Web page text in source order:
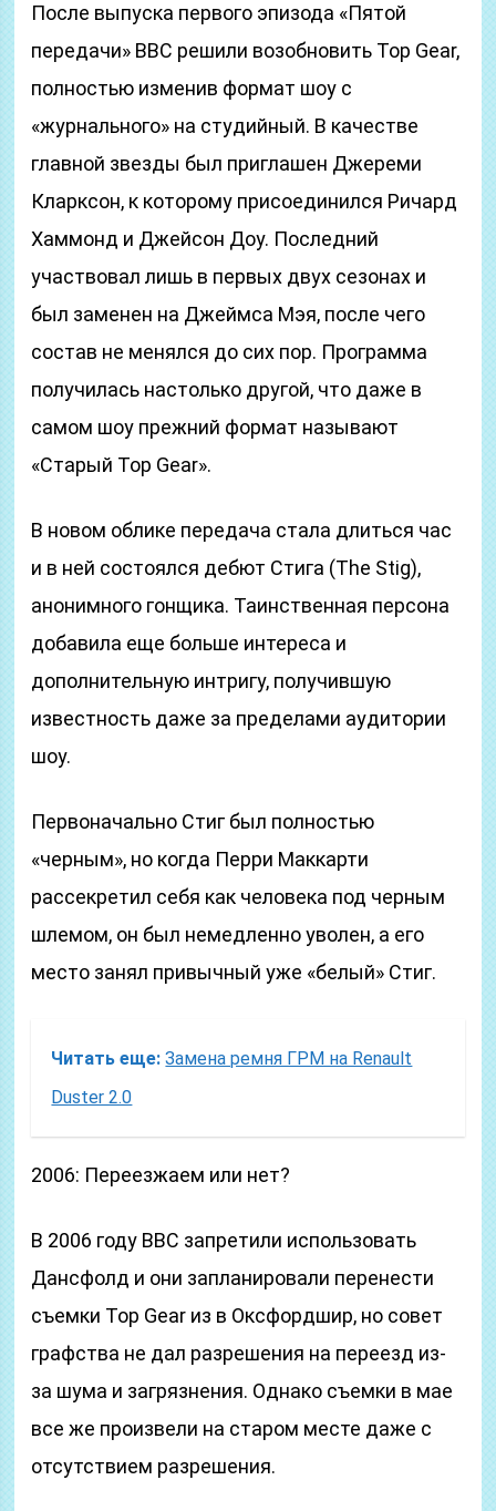
После выпуска первого эпизода «Пятой
передачи» BBC решили возобновить Top Gear,
полностью изменив формат шоу с
«журнального» на студийный. В качестве
главной звезды был приглашен Джереми
Кларксон, к которому присоединился Ричард
Хаммонд и Джейсон Доу. Последний
участвовал лишь в первых двух сезонах и
был заменен на Джеймса Мэя, после чего
состав не менялся до сих пор. Программа
получилась настолько другой, что даже в
самом шоу прежний формат называют
«Старый Top Gear».
В новом облике передача стала длиться час
и в ней состоялся дебют Стига (The Stig),
анонимного гонщика. Таинственная персона
добавила еще больше интереса и
дополнительную интригу, получившую
известность даже за пределами аудитории
шоу.
Первоначально Стиг был полностью
«черным», но когда Перри Маккарти
рассекретил себя как человека под черным
шлемом, он был немедленно уволен, а его
место занял привычный уже «белый» Стиг.
Читать еще: Замена ремня ГРМ на Renault
Duster 2.0
2006: Переезжаем или нет?
В 2006 году BBC запретили использовать
Дансфолд и они запланировали перенести
съемки Top Gear из в Оксфордшир, но совет
графства не дал разрешения на переезд из-
за шума и загрязнения. Однако съемки в мае
все же произвели на старом месте даже с
отсутствием разрешения.